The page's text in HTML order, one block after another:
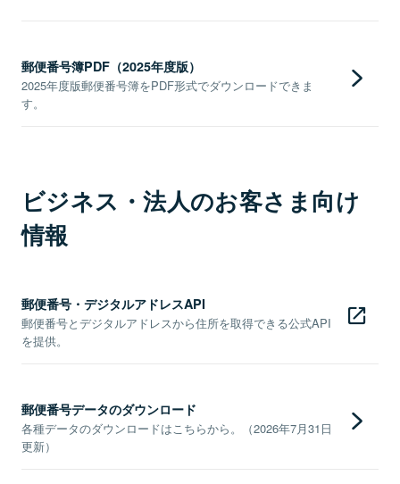
郵便番号簿PDF（2025年度版）
2025年度版郵便番号簿をPDF形式でダウンロードできま
す。
ビジネス・法人のお客さま向け
情報
郵便番号・デジタルアドレスAPI
郵便番号とデジタルアドレスから住所を取得できる公式API
を提供。
郵便番号データのダウンロード
各種データのダウンロードはこちらから。（2026年7月31日
更新）